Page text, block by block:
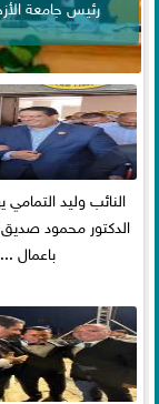
رئيس جامعة
النائب وليد التمامي
الدكتور محمود صديق
باعمال ...